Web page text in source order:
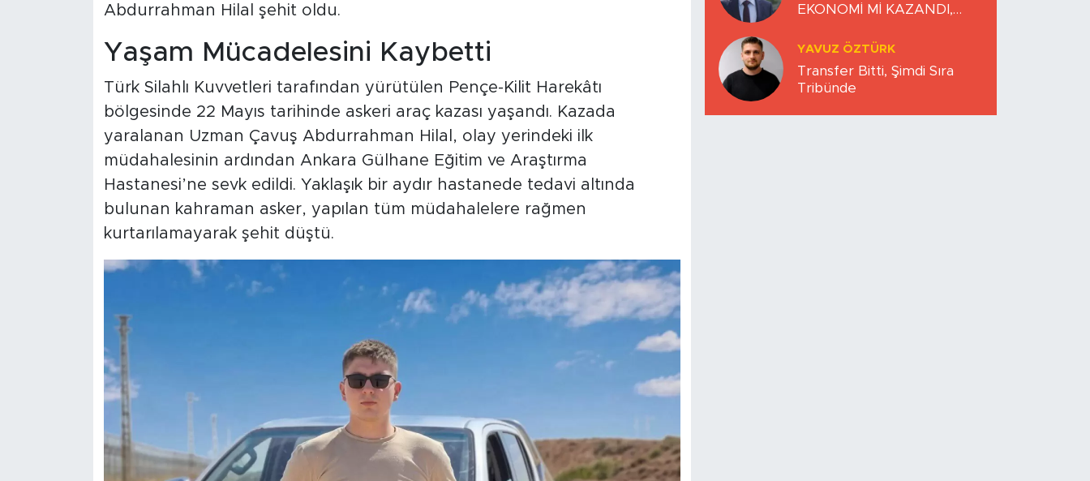
Abdurrahman Hilal şehit oldu.
Yaşam Mücadelesini Kaybetti
Türk Silahlı Kuvvetleri tarafından yürütülen Pençe-Kilit Harekâtı
bölgesinde 22 Mayıs tarihinde askeri araç kazası yaşandı. Kazada
yaralanan Uzman Çavuş Abdurrahman Hilal, olay yerindeki ilk
müdahalesinin ardından Ankara Gülhane Eğitim ve Araştırma
Hastanesi’ne sevk edildi. Yaklaşık bir aydır hastanede tedavi altında
bulunan kahraman asker, yapılan tüm müdahalelere rağmen
kurtarılamayarak şehit düştü.
EKONOMİ Mİ KAZANDI,
YAVUZ ÖZTÜRK
Transfer Bitti, Şimdi Sıra
Tribünde